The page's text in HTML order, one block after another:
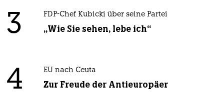
3 FDP-Chef Kubicki über seine Partei
„Wie Sie sehen, lebe ich“
4 EU nach Ceuta
Zur Freude der Antieuropäer